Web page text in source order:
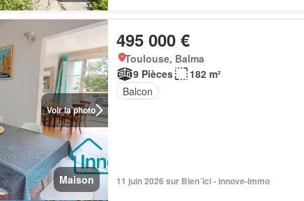
Voir la photo
Maison
495 000 €
Toulouse, Balma
9 Pièces
182 m²
Balcon
11 juin 2026 sur Bien´ici - innove-immo